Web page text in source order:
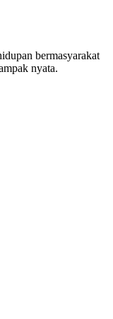
bermasyarakat
nyata.